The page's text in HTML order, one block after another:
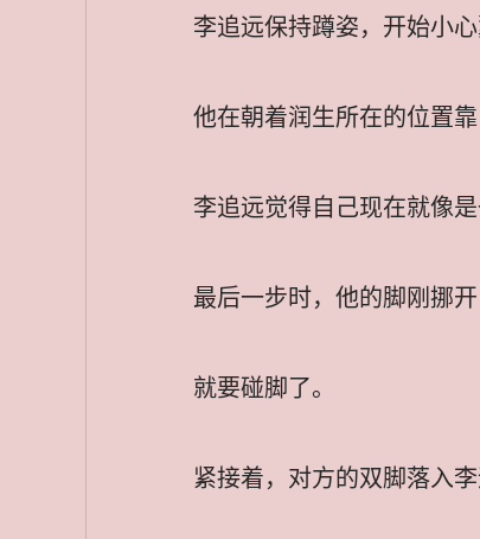
李追远保持蹲姿，开始小
他在朝着润生所在的位置
李追远觉得自己现在就像
最后一步时，他的脚刚挪
就要碰脚了。
紧接着，对方的双脚落入